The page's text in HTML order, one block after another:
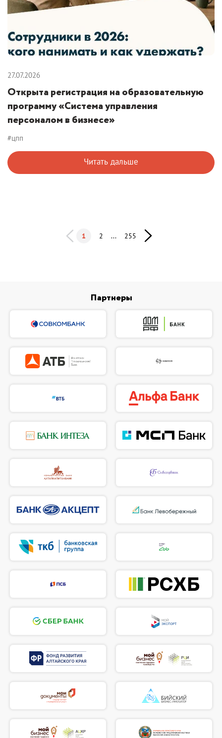
27.07.2026
Открыта регистрация на образовательную
программу «Система управления
персоналом в бизнесе»
#цпп
Читать дальше
1 2 ... 255
Партнеры